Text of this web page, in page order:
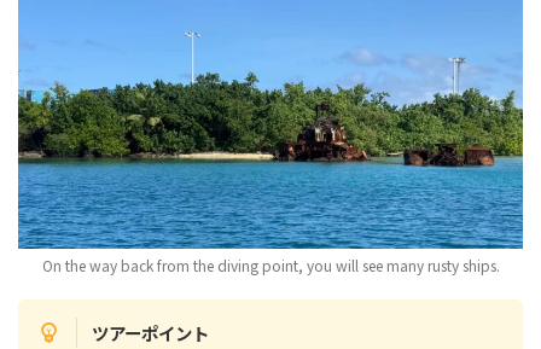
On the way back from the diving point, you will see many rusty ships.
ツアーポイント